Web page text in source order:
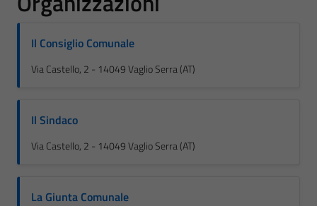
Il Consiglio Comunale
Via Castello, 2 - 14049 Vaglio Serra (AT)
Il Sindaco
Via Castello, 2 - 14049 Vaglio Serra (AT)
La Giunta Comunale